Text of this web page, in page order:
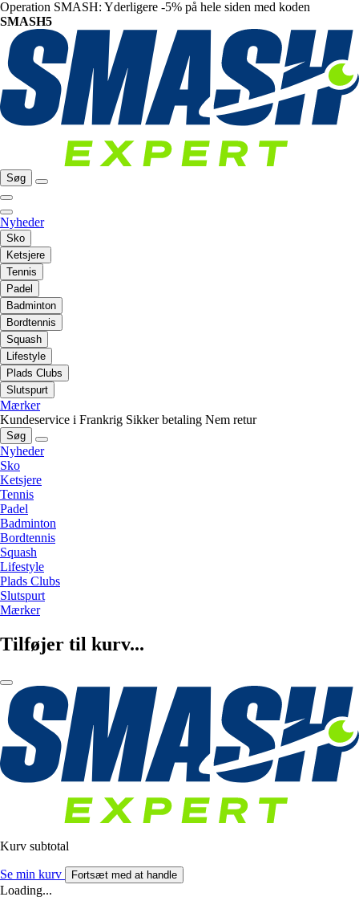
Operation SMASH: Yderligere -5% på hele siden med koden
SMASH5
Søg
Nyheder
Sko
Ketsjere
Tennis
Padel
Badminton
Bordtennis
Squash
Lifestyle
Plads Clubs
Slutspurt
Mærker
Kundeservice i Frankrig Sikker betaling Nem retur
Søg
Nyheder
Sko
Ketsjere
Tennis
Padel
Badminton
Bordtennis
Squash
Lifestyle
Plads Clubs
Slutspurt
Mærker
Tilføjer til kurv...
Kurv subtotal
Se min kurv Fortsæt med at handle
Loading...